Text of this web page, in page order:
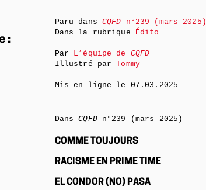
:
Paru dans CQFD n°239 (mars 2025)
Dans la rubrique Édito
Par L’équipe de CQFD
Illustré parTommy
Mis en ligne le 07.03.2025
DansCQFDn°239 (mars 2025)
COMME TOUJOURS
RACISME EN PRIME TIME
EL CONDOR (NO) PASA